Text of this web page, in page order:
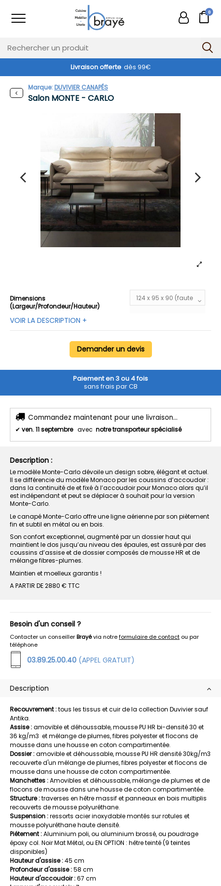
0
Livraison offerte dès 99€
Salon MONTE - CARLO
Marque:DUVIVIER CANAPÉS
Dimensions
(Largeur/Profondeur/Hauteur)
VOIR LA DESCRIPTION +
Demander un devis
Paiement en 3 ou 4 fois
sans frais par CB
Commandez maintenant pour une livraison...
✔ ven. 11 septembre avec notre transporteur spécialisé
Description :
Le modèle Monte-Carlo dévoile un design sobre, élégant et actuel.
Il se différencie du modèle Monaco par les coussins d’accoudoir :
dans la continuité de et fixé à l’accoudoir pour Monaco alors qu’il
est indépendant et peut se déplacer à souhait pour la version
Monte-Carlo.
Le canapé Monte-Carlo offre une ligne aérienne par son piètement
fin et subtil en métal ou en bois.
Son confort exceptionnel, augmenté par un dossier haut qui
maintient le dos jusqu’au niveau des épaules, est assuré par des
coussins d’assise et de dossier composés de mousse HR et de
mélange fibres-plumes.
Maintien et moelleux garantis !
A PARTIR DE 2880 € TTC
Besoin d'un conseil ?
Contacter un conseillerBrayévia notreformulaire de contact ou par
téléphone
03.89.25.00.40 (APPEL GRATUIT)
Description
Recouvrement :tous les tissus et cuir de la collection Duvivier sauf
Antika.
Assise :amovible et déhoussable, mousse PU HR bi-densité 30 et
36 kg/m3 et mélange de plumes, fibres polyester et flocons de
mousse dans une housse en coton compartimentée.
Dossier :amovible et déhoussable, mousse PU HR densité 30kg/m3
recouverte d'un mélange de plumes, fibres polyester et flocons de
mousse dans une housse de coton compartimentée.
Manchettes :Amovibles et déhoussable, mélange de plumes et de
flocons de mousse dans une housse de coton compartimentée.
Structure :traverses en hêtre massif et panneaux en bois multiplis
recouverts de mousse polyuréthane.
Suspension :ressorts acier inoxydable montés sur rotules et
mousse polyuréthane haute densité.
Piétement :Aluminium poli, ou aluminium brossé, ou poudrage
époxy col. Noir Mat Métal, ou EN OPTION : hêtre teinté (9 teintes
disponibles)
Hauteur d'assise :45 cm
Profondeur d'assise :58 cm
Hauteur d'accoudoir :67 cm